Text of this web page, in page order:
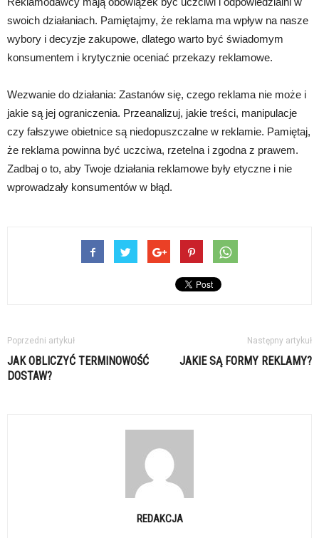
swoich działaniach. Pamiętajmy, że reklama ma wpływ na nasze
wybory i decyzje zakupowe, dlatego warto być świadomym
konsumentem i krytycznie oceniać przekazy reklamowe.
Wezwanie do działania: Zastanów się, czego reklama nie może i
jakie są jej ograniczenia. Przeanalizuj, jakie treści, manipulacje
czy fałszywe obietnice są niedopuszczalne w reklamie. Pamiętaj,
że reklama powinna być uczciwa, rzetelna i zgodna z prawem.
Zadbaj o to, aby Twoje działania reklamowe były etyczne i nie
wprowadzały konsumentów w błąd.
Poprzedni artykuł
JAK OBLICZYĆ TERMINOWOŚĆ
DOSTAW?
Następny artykuł
JAKIE SĄ FORMY REKLAMY?
REDAKCJA